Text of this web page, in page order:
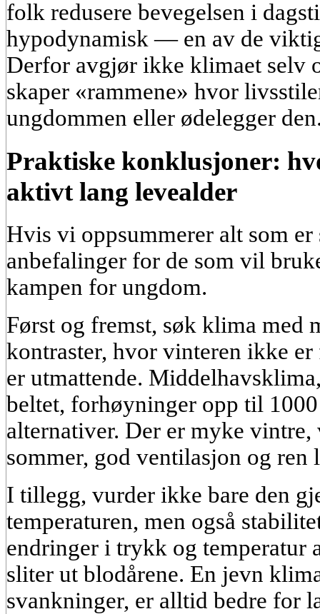
folk redusere bevegelsen i
hypodynamisk — en av de
Derfor avgjør ikke klimaet selv
skaper «rammene» hvor
ungdommen eller ødelegger
Praktiske konklusjoner:
aktivt lang levealder
Hvis vi oppsummerer alt som
anbefalinger for de som vil
kampen for ungdom.
Først og fremst, søk klima med
kontraster, hvor vinteren ikke
er utmattende.
beltet, forhøyninger opp til
alternativer. Der er myke
sommer, god ventilasjon og ren
I tillegg, vurder ikke bare den
temperaturen, men også
endringer i trykk og temperatur
sliter ut blodårene. En jevn
svankninger, er alltid bedre for